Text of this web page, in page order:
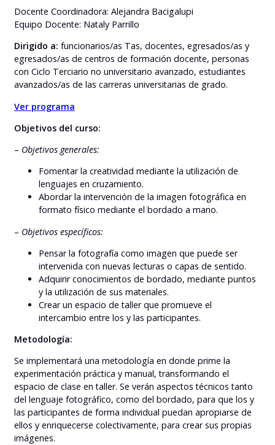
Docente Coordinadora: Alejandra Bacigalupi
Equipo Docente: Nataly Parrillo
Dirigido a: funcionarios/as Tas, docentes, egresados/as y
egresados/as de centros de formación docente, personas
con Ciclo Terciario no universitario avanzado, estudiantes
avanzados/as de las carreras universitarias de grado.
Ver programa
Objetivos del curso:
– Objetivos generales:
Fomentar la creatividad mediante la utilización de
lenguajes en cruzamiento.
Abordar la intervención de la imagen fotográfica en
formato físico mediante el bordado a mano.
– Objetivos específicos:
Pensar la fotografía como imagen que puede ser
intervenida con nuevas lecturas o capas de sentido.
Adquirir conocimientos de bordado, mediante puntos
y la utilización de sus materiales.
Crear un espacio de taller que promueve el
intercambio entre los y las participantes.
Metodología:
Se implementará una metodología en donde prime la
experimentación práctica y manual, transformando el
espacio de clase en taller. Se verán aspectos técnicos tanto
del lenguaje fotográfico, como del bordado, para que los y
las participantes de forma individual puedan apropiarse de
ellos y enriquecerse colectivamente, para crear sus propias
imágenes.